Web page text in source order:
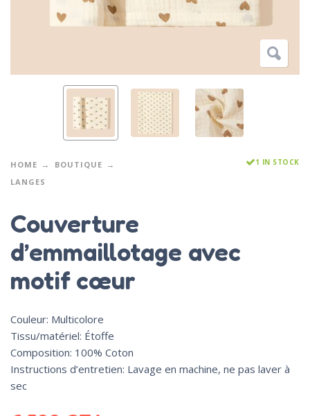
HOME
BOUTIQUE
LANGES
1 IN STOCK
Couverture
d’emmaillotage avec
motif cœur
Couleur: Multicolore
Tissu/matériel: Étoffe
Composition: 100% Coton
Instructions d’entretien: Lavage en machine, ne pas laver à
sec